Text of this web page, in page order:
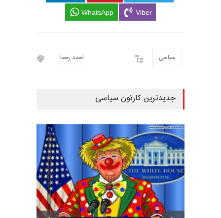
WhatsApp Viber
احمد رحما سیاسی
جدیدترین کارتون سیاسی